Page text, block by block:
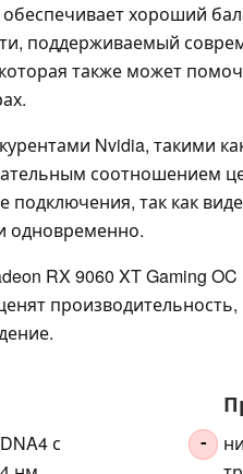
обеспечивает хороший
поддерживаемый
также может
Nvidia, такими
соотношением
подключения, так как
одновременно.
RX 9060 XT Gaming
производительность,
с
-